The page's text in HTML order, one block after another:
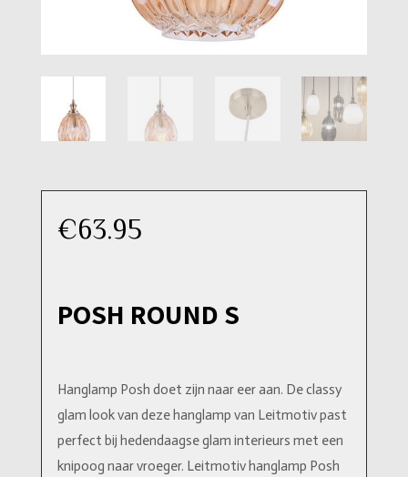
€63.95
POSH ROUND S
Hanglamp Posh doet zijn naar eer aan. De classy
glam look van deze hanglamp van Leitmotiv past
perfect bij hedendaagse glam interieurs met een
knipoog naar vroeger. Leitmotiv hanglamp Posh